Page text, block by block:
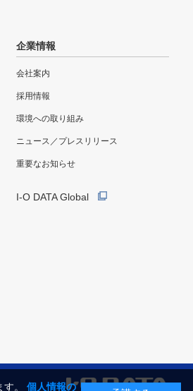
企業情報
会社案内
採用情報
環境への取り組み
ニュース／プレスリリース
重要なお知らせ
I-O DATA Global
。 個人情報の